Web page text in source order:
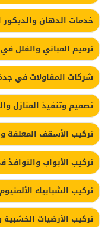
خدمات الدهان
ترميم المباني والفلل
شركات المقاولات في
تصميم وتنفيذ المنازل
تركيب الأسقف المعلقة
تركيب الأبواب
تركيب الشبابيك
تركيب الأرضيات